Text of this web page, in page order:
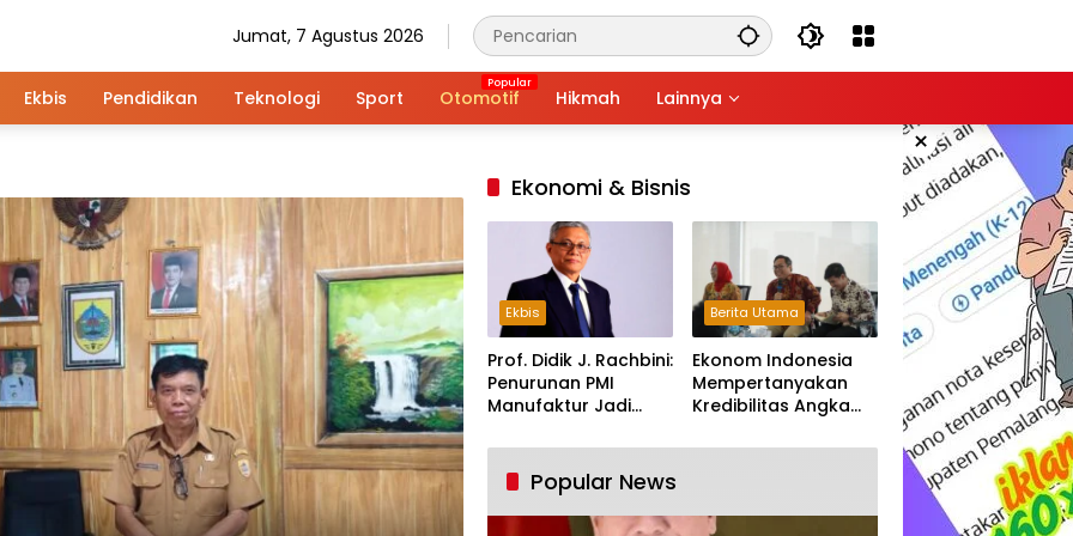
Jumat, 7 Agustus 2026
Ekbis Pendidikan Teknologi Sport Otomotif Hikmah Lainnya
×
Ekonomi & Bisnis
Ekbis
Prof. Didik J. Rachbini:
Penurunan PMI
Manufaktur Jadi
Industri Nasional
Berita Utama
Ekonom Indonesia
Mempertanyakan
Kredibilitas Angka
Tumbuh Tapi Rapuh
Popular News